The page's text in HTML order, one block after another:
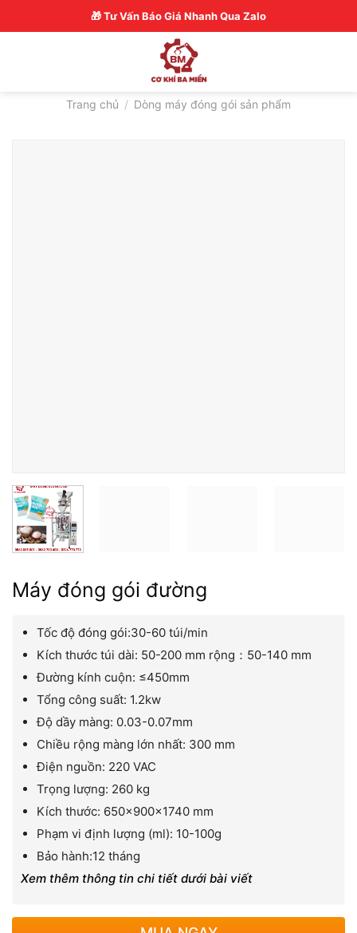
to
Hotline: 0326770772
Trang chủ / Dòng máy đóng gói sản phẩm
Máy đóng gói đường
Tốc độ đóng gói:30-60 túi/min
Kích thước túi dài: 50-200 mm rộng：50-140 mm
Đường kính cuộn: ≤450mm
Tổng công suất: 1.2kw
Độ dầy màng: 0.03-0.07mm
Chiều rộng màng lớn nhất: 300 mm
Điện nguồn: 220 VAC
Trọng lượng: 260 kg
Kích thước: 650×900×1740 mm
Phạm vi định lượng (ml): 10-100g
Bảo hành:12 tháng
Xem thêm thông tin chi tiết dưới bài viết
🎁 Tư Vấn Báo Giá Nhanh Qua Zalo